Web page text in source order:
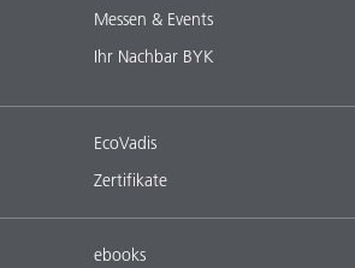
Messen & Events
Ihr Nachbar BYK
EcoVadis
Zertifikate
ebooks